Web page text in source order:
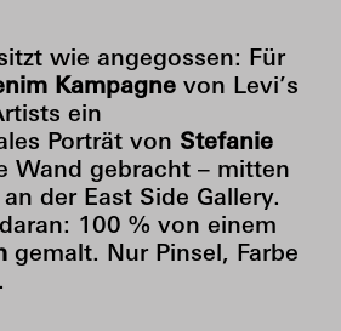
wie angegossen: Für
Kampagnevon Levi’s
ein
Porträt von Stefanie
Wand gebracht – mitten
der East Side Gallery.
100 % von einem
gemalt. Nur Pinsel, Farbe